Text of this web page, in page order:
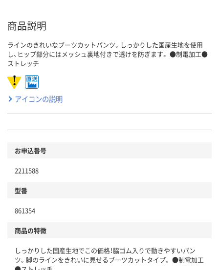
商品説明
ラインのきれいなブーツカットパンツ。しっかりした国産生地を使用
し、ヒップ部分にはメッシュ裏地付きで透けを防ぎます。 ●制電加工●
ストレッチ
アイコンの説明
お申込番号
2211588
型番
861354
商品の特徴
しっかりした国産生地でこの価格！脇ゴム入りで動きやすいパン
ツ。脚のラインをきれいに見せるブーツカットタイプ。 ●制電加工